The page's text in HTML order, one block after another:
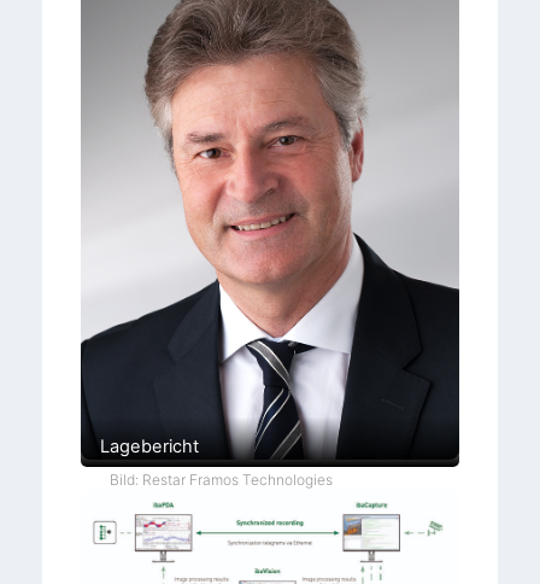
Lagebericht
Bild: Restar Framos Technologies